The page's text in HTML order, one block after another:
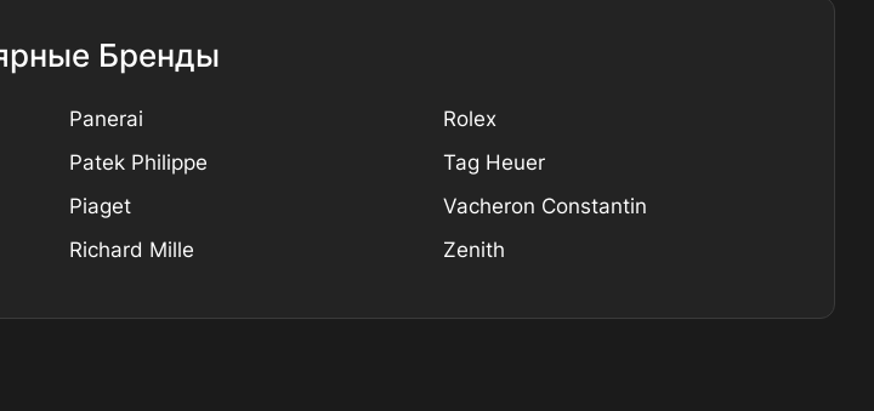
Бренды
Panerai
Patek Philippe
Piaget
Richard Mille
Rolex
Tag Heuer
Vacheron Constantin
Zenith